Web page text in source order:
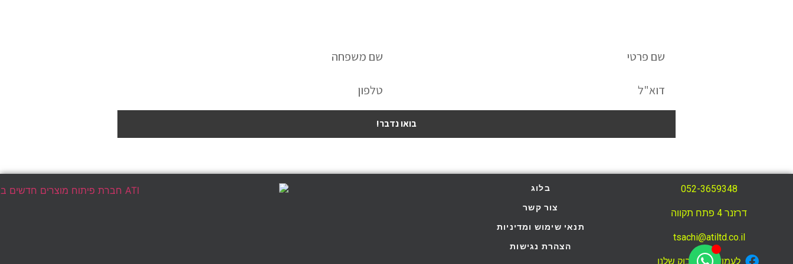
בואו נדבר!
052-3659348
דרזנר 4 פתח תקווה
tsachi@atiltd.co.il
לעמוד הפייסבוק שלנו
בלוג
צור קשר
תנאי שימוש ומדיניות
הצהרת נגישות